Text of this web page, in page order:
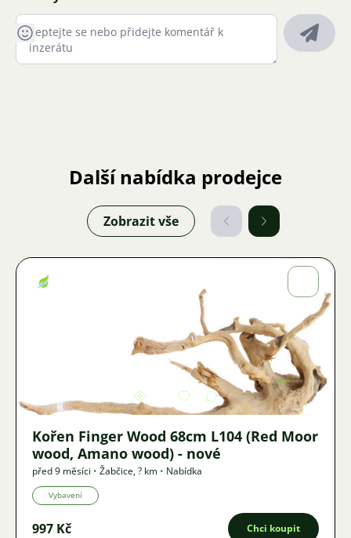
Další nabídka prodejce
Zobrazit vše
Obrázek
Kořen Finger Wood 68cm L104 (Red Moor
wood, Amano wood) - nové
před 9 měsíci • Žabčice,? km • Nabídka
Vybavení
997 Kč Chci koupit